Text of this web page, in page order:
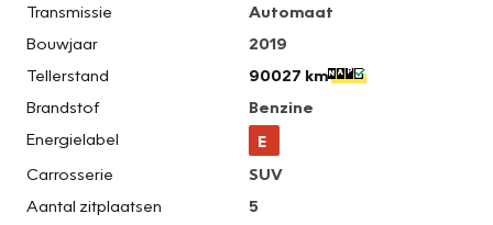
Transmissie
Automaat
Bouwjaar
2019
Tellerstand
90027 km
Brandstof
Benzine
Energielabel
E
Carrosserie
SUV
Aantal zitplaatsen
5